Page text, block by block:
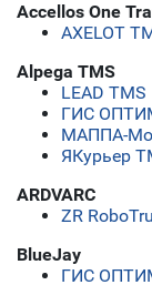
Accellos One
AXELOT
Alpega TMS
LEAD TMS
ГИС
МАППА-
ЯКурьер
ARDVARC
ZR
BlueJay
ГИС